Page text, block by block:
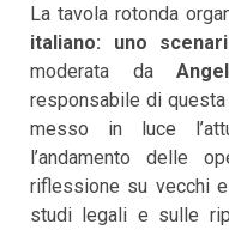
La tavola rotonda
italiano: uno
moderata da
responsabile di
messo in luce
l’andamento delle
riflessione su vecchi
studi legali e sulle